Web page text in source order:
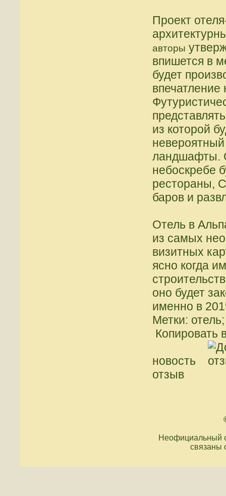
Проект
авторы
впишется в
будет
впечатление
из которой
ландшафты.
небоскребе
рестораны,
баров и
Отель в
из самых
визитных
ясно когда
оно будет
именно в
Метки:
Копировать
новость
отзыв
Неофициальный
связаны